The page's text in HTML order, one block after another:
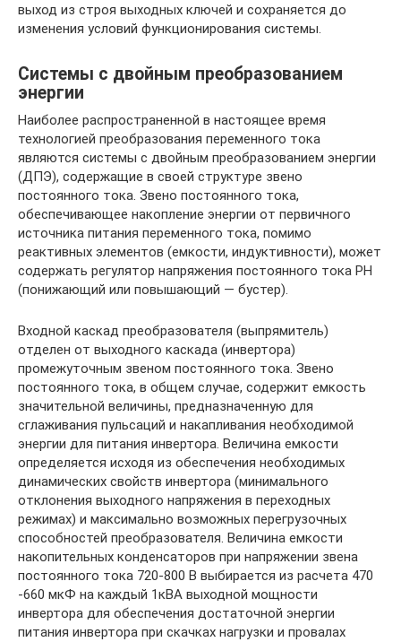
выход из строя выходных ключей и сохраняется до
изменения условий функционирования системы.
Системы с двойным преобразованием
энергии
Наиболее распространенной в настоящее время
технологией преобразования переменного тока
являются системы с двойным преобразованием энергии
(ДПЭ), содержащие в своей структуре звено
постоянного тока. Звено постоянного тока,
обеспечивающее накопление энергии от первичного
источника питания переменного тока, помимо
реактивных элементов (емкости, индуктивности), может
содержать регулятор напряжения постоянного тока РН
(понижающий или повышающий — бустер).
Входной каскад преобразователя (выпрямитель)
отделен от выходного каскада (инвертора)
промежуточным звеном постоянного тока. Звено
постоянного тока, в общем случае, содержит емкость
значительной величины, предназначенную для
сглаживания пульсаций и накапливания необходимой
энергии для питания инвертора. Величина емкости
определяется исходя из обеспечения необходимых
динамических свойств инвертора (минимального
отклонения выходного напряжения в переходных
режимах) и максимально возможных перегрузочных
способностей преобразователя. Величина емкости
накопительных конденсаторов при напряжении звена
постоянного тока 720-800 В выбирается из расчета 470
-660 мкФ на каждый 1кВА выходной мощности
инвертора для обеспечения достаточной энергии
питания инвертора при скачках нагрузки и провалах